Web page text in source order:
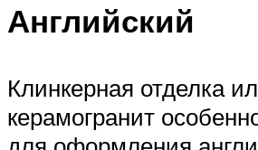
Английский
Клинкерная отделка
керамогранит